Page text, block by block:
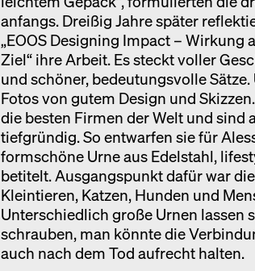
anfangs. Dreißig Jahre später
„EOOS Designing Impact – Wirkung
Ziel“ ihre Arbeit. Es steckt voller
und schöner, bedeutungsvolle
Fotos von gutem Design und
die besten Firmen der Welt und sind
tiefgründig. So entwarfen sie für
formschöne Urne aus Edelstahl,
betitelt. Ausgangspunkt dafür war
Kleintieren, Katzen, Hunden und
Unterschiedlich große Urnen lassen
schrauben, man könnte die
auch nach dem Tod aufrecht halten.